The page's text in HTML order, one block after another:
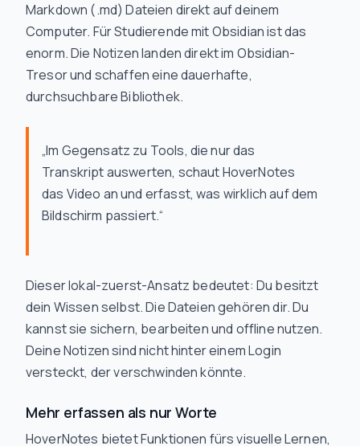
Markdown (.md) Dateien direkt auf deinem
Computer. Für Studierende mit Obsidian ist das
enorm. Die Notizen landen direkt im Obsidian-
Tresor und schaffen eine dauerhafte,
durchsuchbare Bibliothek.
„Im Gegensatz zu Tools, die nur das
Transkript auswerten, schaut HoverNotes
das Video an und erfasst, was wirklich auf dem
Bildschirm passiert.“
Dieser lokal-zuerst-Ansatz bedeutet: Du besitzt
dein Wissen selbst. Die Dateien gehören dir. Du
kannst sie sichern, bearbeiten und offline nutzen.
Deine Notizen sind nicht hinter einem Login
versteckt, der verschwinden könnte.
Mehr erfassen als nur Worte
HoverNotes bietet Funktionen fürs visuelle Lernen,